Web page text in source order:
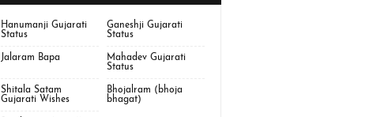
Hanumanji Gujarati
Status
Ganeshji Gujarati
Status
Jalaram Bapa
Mahadev Gujarati
Status
Shitala Satam
Gujarati Wishes
Bhojalram (bhoja
bhagat)